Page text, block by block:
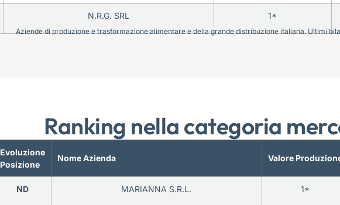
N.R.G. SRL 1*
Aziende di produzione e trasformazione alimentare e della grande distribuzione italiana. Ultimi
Ranking nella categoria
Evoluzione
Posizione
Nome Azienda Valore
ND MARIANNA S.R.L. 1*